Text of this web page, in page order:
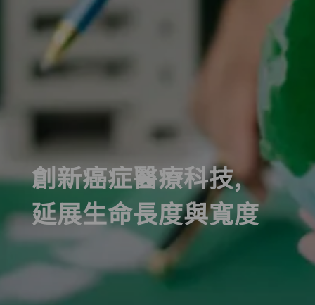
創新癌症醫療科技,
延展生命長度與寬度